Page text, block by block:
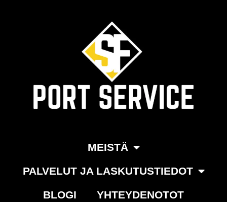
MEISTÄ
PALVELUT JA LASKUTUSTIEDOT
BLOGI
YHTEYDENOTOT